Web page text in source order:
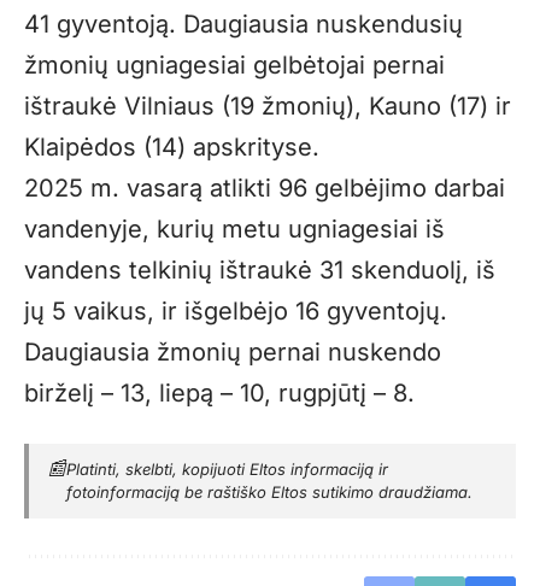
41 gyventoją. Daugiausia nuskendusių
žmonių ugniagesiai gelbėtojai pernai
ištraukė Vilniaus (19 žmonių), Kauno (17) ir
Klaipėdos (14) apskrityse.
2025 m. vasarą atlikti 96 gelbėjimo darbai
vandenyje, kurių metu ugniagesiai iš
vandens telkinių ištraukė 31 skenduolį, iš
jų 5 vaikus, ir išgelbėjo 16 gyventojų.
Daugiausia žmonių pernai nuskendo
birželį – 13, liepą – 10, rugpjūtį – 8.
📰Platinti, skelbti, kopijuoti Eltos informaciją ir
fotoinformaciją be raštiško Eltos sutikimo draudžiama.